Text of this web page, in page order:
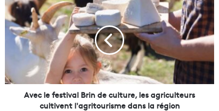
v
e
e
s
Avec le festival Brin de culture, les agriculteurs
cultivent l'agritourisme dans la région